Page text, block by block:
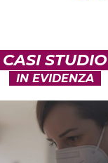
CASI STUDIO
IN EVIDENZA